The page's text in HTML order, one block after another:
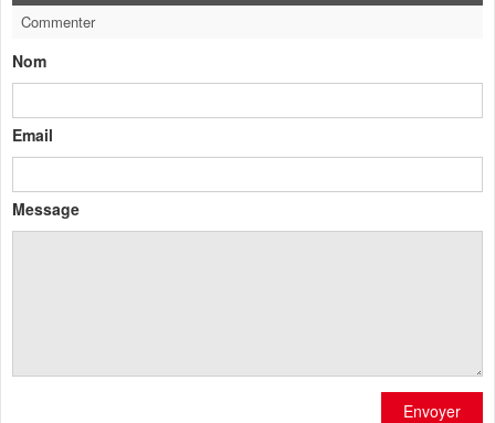
Commenter
Nom
Email
Message
Envoyer